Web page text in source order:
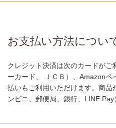
お支払い方法につい
クレジット決済は次のカードがご
ーカード、 ＪＣＢ）、Amazonペ
払いもご利用いただけます。商品
ンビニ、郵便局、銀行、LINE Pay